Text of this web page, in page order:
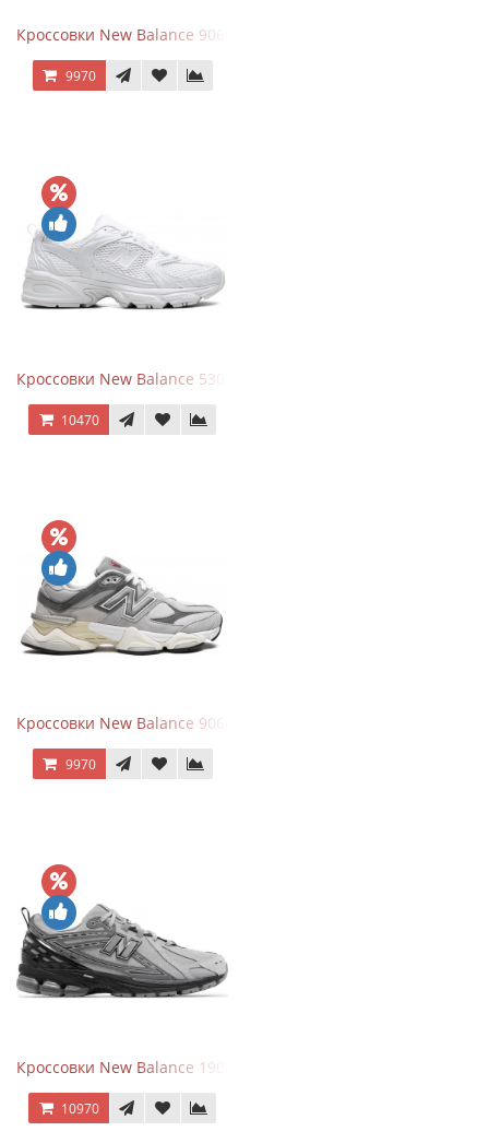
Кроссовки New Balance 9060 Mushroom
9970
Кроссовки New Balance 530 Total White Silver
10470
Кроссовки New Balance 9060 Rain Cloud Grey
9970
Кроссовки New Balance 1906R Brighton Grey
10970